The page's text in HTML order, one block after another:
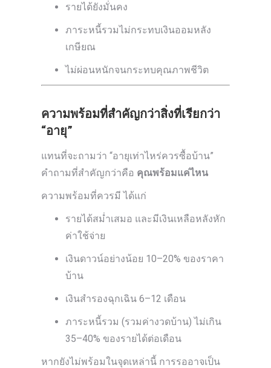
รายได้ยังมั่นคง
ภาระหนี้รวมไม่กระทบเงินออมหลัง
เกษียณ
ไม่ผ่อนหนักจนกระทบคุณภาพชีวิต
ความพร้อมที่สำคัญกว่าสิ่งที่เรียกว่า
“อายุ”
แทนที่จะถามว่า “อายุเท่าไหร่ควรซื้อบ้าน”
คำถามที่สำคัญกว่าคือ คุณพร้อมแค่ไหน
ความพร้อมที่ควรมี ได้แก่
รายได้สม่ำเสมอ และมีเงินเหลือหลังหัก
ค่าใช้จ่าย
เงินดาวน์อย่างน้อย 10–20% ของราคา
บ้าน
เงินสำรองฉุกเฉิน 6–12 เดือน
ภาระหนี้รวม (รวมค่างวดบ้าน) ไม่เกิน
35–40% ของรายได้ต่อเดือน
หากยังไม่พร้อมในจุดเหล่านี้ การรออาจเป็น